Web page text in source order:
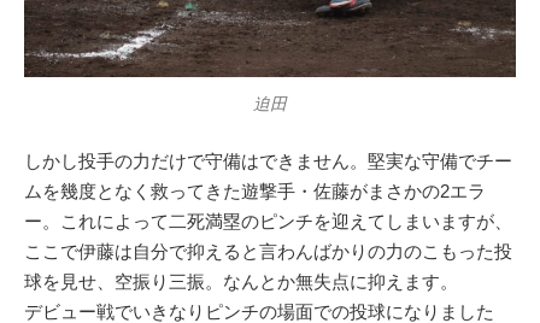
迫田
しかし投手の力だけで守備はできません。堅実な守備でチー
ムを幾度となく救ってきた遊撃手・佐藤がまさかの2エラ
ー。これによって二死満塁のピンチを迎えてしまいますが、
ここで伊藤は自分で抑えると言わんばかりの力のこもった投
球を見せ、空振り三振。なんとか無失点に抑えます。
デビュー戦でいきなりピンチの場面での投球になりました